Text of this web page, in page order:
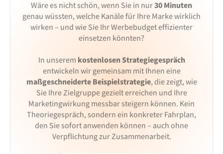
Wäre es nicht schön, wenn Sie in nur30 Minuten
genau wüssten, welche Kanäle für Ihre Marke wirklich
wirken – und wie Sie Ihr Werbebudget effizienter
einsetzen könnten?
In unserem kostenlosen Strategiegespräch
entwickeln wir gemeinsam mit Ihnen eine
maßgeschneiderte Beispielstrategie, die zeigt, wie
Sie Ihre Zielgruppe gezielt erreichen und Ihre
Marketingwirkung messbar steigern können. Kein
Theoriegespräch, sondern ein konkreter Fahrplan,
den Sie sofort anwenden können – auch ohne
Verpflichtung zur Zusammenarbeit.